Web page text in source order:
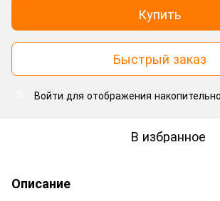
Купить
Быстрый заказ
Войти для отображения
В избранное
Описание